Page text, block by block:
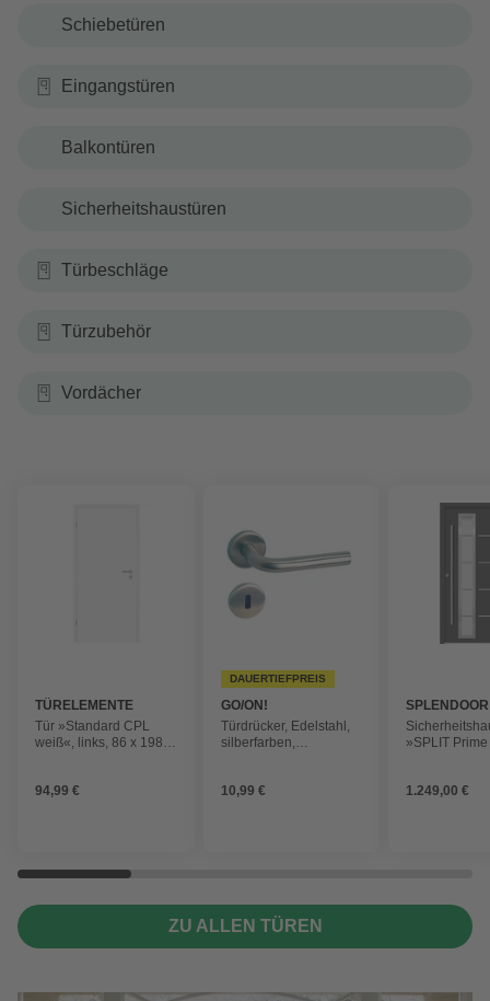
Schiebetüren
Eingangstüren
Balkontüren
Sicherheitshaustüren
Türbeschläge
Türzubehör
Vordächer
TÜRELEMENTE
BORNE
Tür »Standard CPL
weiß«, links, 86 x 198,5
94,99 €
DAUERTIEFPREIS
GO/ON!
Türdrücker, Edelstahl,
silberfarben,
10,99 €
SPLENDOOR
»SPLIT
1.249,00 €
ZU ALLEN TÜREN